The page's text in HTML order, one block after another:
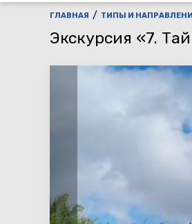
ГЛАВНАЯ ТИПЫ И
Экскурсия «7.